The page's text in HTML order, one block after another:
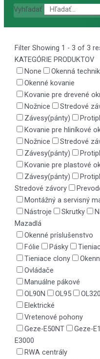
Vyhľadať
FilterShowing 1 - 3 of 3
KATEGÓRIE PRODUKTOV
None
Okenná
Okenné kovanie
Kovanie pre drevené
Nožnice
Stredové
Závesy(pánty)
Kovanie pre hliníkové
Nožnice
Stredové
Závesy(pánty)
Kovanie pre plastové
Závesy(pánty)
Stredové závory
Montážný a servisný
Nástroje
Skrutky
Mazadlá
Okenné príslušenstvo
Fólie
Pásky
Tieniace clony
Ovládače
Manuálne pákové
OL90N
OL95
OL320
Elektrické
Vretenové pohony
Geze-E50NT
Geze-
E3000
RWA centrály